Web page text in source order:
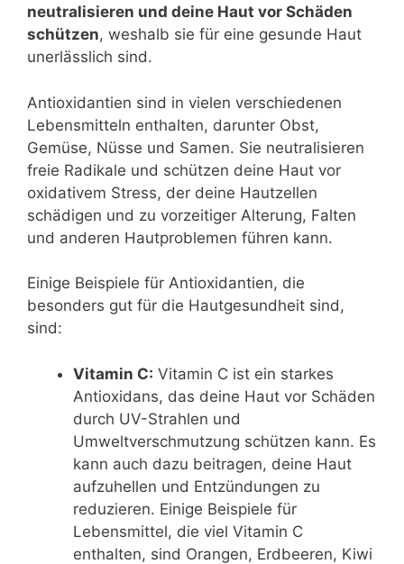
neutralisieren und deine Haut vor Schäden
schützen, weshalb sie für eine gesunde Haut
unerlässlich sind.
Antioxidantien sind in vielen verschiedenen
Lebensmitteln enthalten, darunter Obst,
Gemüse, Nüsse und Samen. Sie neutralisieren
freie Radikale und schützen deine Haut vor
oxidativem Stress, der deine Hautzellen
schädigen und zu vorzeitiger Alterung, Falten
und anderen Hautproblemen führen kann.
Einige Beispiele für Antioxidantien, die
besonders gut für die Hautgesundheit sind,
sind:
Vitamin C: Vitamin C ist ein starkes
Antioxidans, das deine Haut vor Schäden
durch UV-Strahlen und
Umweltverschmutzung schützen kann. Es
kann auch dazu beitragen, deine Haut
aufzuhellen und Entzündungen zu
reduzieren. Einige Beispiele für
Lebensmittel, die viel Vitamin C
enthalten, sind Orangen, Erdbeeren, Kiwi